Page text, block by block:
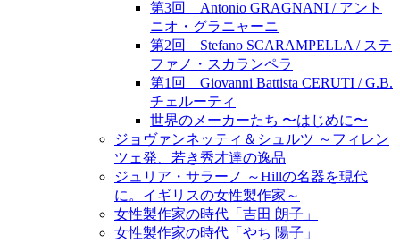
第3回 Antonio GRAGNANI / アント
ニオ・グラニャーニ
第2回 Stefano SCARAMPELLA / ステ
ファノ・スカランペラ
第1回 Giovanni Battista CERUTI / G.B.
チェルーティ
世界のメーカーたち 〜はじめに〜
ジョヴァンネッティ＆シュルツ ～フィレン
ツェ発、若き秀才達の逸品
ジュリア・サラーノ ～Hillの名器を現代
に。イギリスの女性製作家～
女性製作家の時代「吉田 朗子」
女性製作家の時代「やち 陽子」